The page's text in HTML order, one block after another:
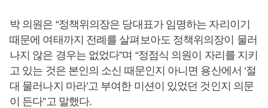
박 의원은 “정책위의장은 당대표가 임명하는 자리이기
때문에 여태까지 전례를 살펴보아도 정책위의장이 물러
나지 않은 경우는 없었다”며 “정점식 의원이 자리를 지키
고 있는 것은 본인의 소신 때문인지 아니면 용산에서 ‘절
대 물러나지 마라’고 부여한 미션이 있었던 것인지 의문
이 든다”고 말했다.